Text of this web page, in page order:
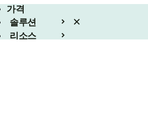
가격
솔루션
리소스